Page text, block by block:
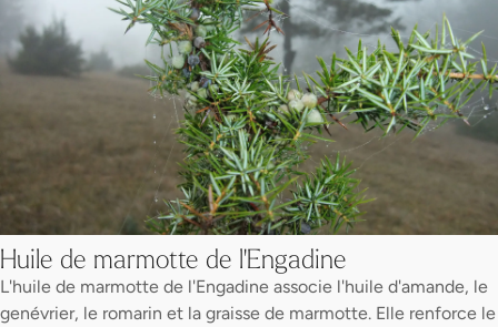
Huile de marmotte de l'Engadine
L'huile de marmotte de l'Engadine associe l'huile d'amande, le
genévrier, le romarin et la graisse de marmotte. Elle renforce le